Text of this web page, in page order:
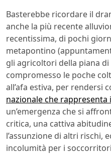
Basterebbe ricordare il
anche la più recente
recentissima, di pochi
metapontino
gli agricoltori della piana
compromesso le poche
all’afa estiva, per rendersi
nazionale che
un’emergenza che si
critica, una cattiva
l’assunzione di altri rischi,
incolumità per i